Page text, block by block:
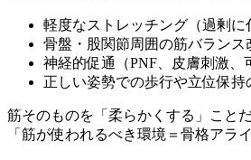
軽度なストレッチング（過剰に
骨盤・股関節周囲の筋バランス
神経的促通（PNF、皮膚刺激、
正しい姿勢での歩行や立位保持
筋そのものを「柔らかくする」こと
「筋が使われるべき環境＝骨格アラ